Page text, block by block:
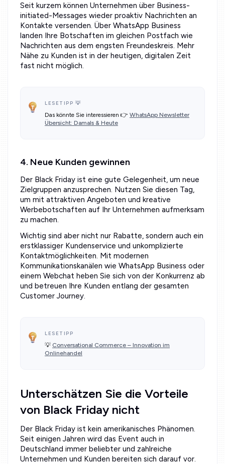
Seit kurzem können Unternehmen über Business-
initiated-Messages wieder proaktiv Nachrichten an
Kontakte versenden. Über WhatsApp Business
landen Ihre Botschaften im gleichen Postfach wie
Nachrichten aus dem engsten Freundeskreis. Mehr
Nähe zu Kunden ist in der heutigen, digitalen Zeit
fast nicht möglich.
LESETIPP 💡
Das könnte Sie interessieren 👉 WhatsApp Newsletter
Übersicht: Damals & Heute
4. Neue Kunden gewinnen
Der Black Friday ist eine gute Gelegenheit, um neue
Zielgruppen anzusprechen. Nutzen Sie diesen Tag,
um mit attraktiven Angeboten und kreative
Werbebotschaften auf Ihr Unternehmen aufmerksam
zu machen.
Wichtig sind aber nicht nur Rabatte, sondern auch ein
erstklassiger Kundenservice und unkomplizierte
Kontaktmöglichkeiten. Mit modernen
Kommunikationskanälen wie WhatsApp Business oder
einem Webchat heben Sie sich von der Konkurrenz ab
und betreuen Ihre Kunden entlang der gesamten
Customer Journey.
LESETIPP
💡 Conversational Commerce – Innovation im
Onlinehandel
Unterschätzen Sie die Vorteile
von Black Friday nicht
Der Black Friday ist kein amerikanisches Phänomen.
Seit einigen Jahren wird das Event auch in
Deutschland immer beliebter und zahlreiche
Unternehmen und Kunden bereiten sich darauf vor.